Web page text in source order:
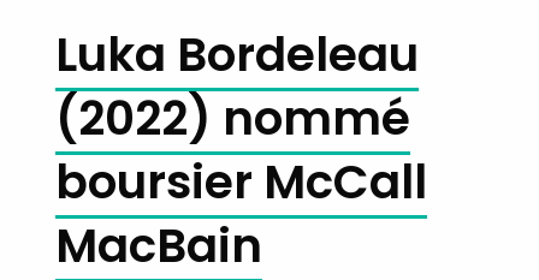
Luka Bordeleau
(2022) nommé
boursier McCall
MacBain